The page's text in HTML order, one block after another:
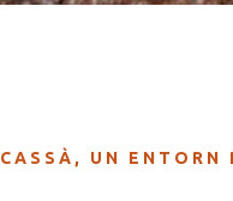
CASSÀ, UN ENTORN